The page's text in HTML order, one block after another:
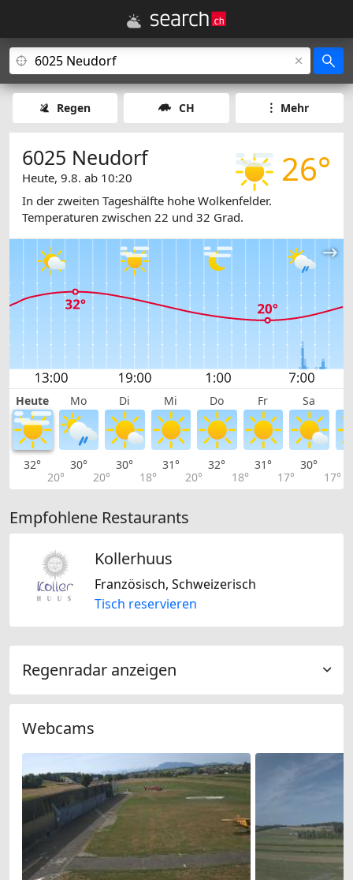
Regen CH Mehr
26°
6025 Neudorf
Heute, 9.8. ab 10:20
In der zweiten Tageshälfte hohe Wolkenfelder.
Temperaturen zwischen 22 und 32 Grad.
Heute Mo Di Mi Do Fr Sa
32°
20°
30°
20°
30°
18°
31°
20°
32°
18°
31°
17°
30°
17°
Empfohlene Restaurants
Kollerhuus
Französisch, Schweizerisch
Tisch reservieren
Regenradar anzeigen
Webcams